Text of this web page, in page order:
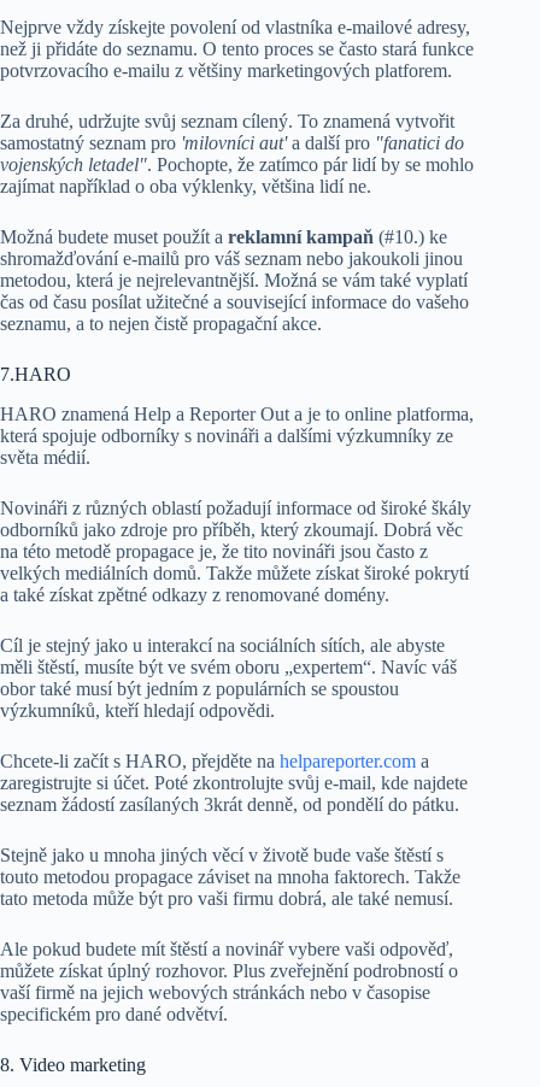
Nejprve vždy získejte povolení od vlastníka e-mailové adresy,
než ji přidáte do seznamu. O tento proces se často stará funkce
potvrzovacího e-mailu z většiny marketingových platforem.
Za druhé, udržujte svůj seznam cílený. To znamená vytvořit
samostatný seznam pro 'milovníci aut'a další pro "fanatici do
vojenských letadel". Pochopte, že zatímco pár lidí by se mohlo
zajímat například o oba výklenky, většina lidí ne.
Možná budete muset použít a reklamní kampaň (#10.) ke
shromažďování e-mailů pro váš seznam nebo jakoukoli jinou
metodou, která je nejrelevantnější. Možná se vám také vyplatí
čas od času posílat užitečné a související informace do vašeho
seznamu, a to nejen čistě propagační akce.
7.HARO
HARO znamená Help a Reporter Out a je to online platforma,
která spojuje odborníky s novináři a dalšími výzkumníky ze
světa médií.
Novináři z různých oblastí požadují informace od široké škály
odborníků jako zdroje pro příběh, který zkoumají. Dobrá věc
na této metodě propagace je, že tito novináři jsou často z
velkých mediálních domů. Takže můžete získat široké pokrytí
a také získat zpětné odkazy z renomované domény.
Cíl je stejný jako u interakcí na sociálních sítích, ale abyste
měli štěstí, musíte být ve svém oboru „expertem“. Navíc váš
obor také musí být jedním z populárních se spoustou
výzkumníků, kteří hledají odpovědi.
Chcete-li začít s HARO, přejděte na helpareporter.com a
zaregistrujte si účet. Poté zkontrolujte svůj e-mail, kde najdete
seznam žádostí zasílaných 3krát denně, od pondělí do pátku.
Stejně jako u mnoha jiných věcí v životě bude vaše štěstí s
touto metodou propagace záviset na mnoha faktorech. Takže
tato metoda může být pro vaši firmu dobrá, ale také nemusí.
Ale pokud budete mít štěstí a novinář vybere vaši odpověď,
můžete získat úplný rozhovor. Plus zveřejnění podrobností o
vaší firmě na jejich webových stránkách nebo v časopise
specifickém pro dané odvětví.
8. Video marketing